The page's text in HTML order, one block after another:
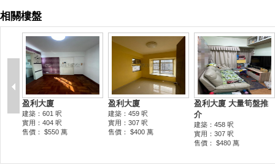
相關樓盤
盈利大廈
建築：601 呎
實用：404 呎
售價： $550 萬
盈利大廈
建築：459 呎
實用：307 呎
售價： $400 萬
盈利大廈 大量筍盤推
介
建築：458 呎
實用：307 呎
售價： $480 萬